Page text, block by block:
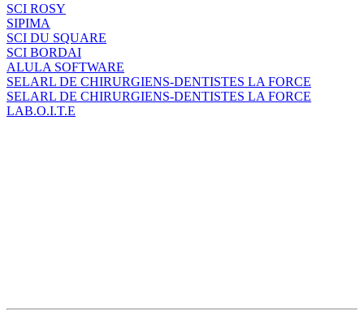
SCI ROSY
SIPIMA
SCI DU SQUARE
SCI BORDAI
ALULA SOFTWARE
SELARL DE CHIRURGIENS-DENTISTES LA FORCE
SELARL DE CHIRURGIENS-DENTISTES LA FORCE
LAB.O.I.T.E